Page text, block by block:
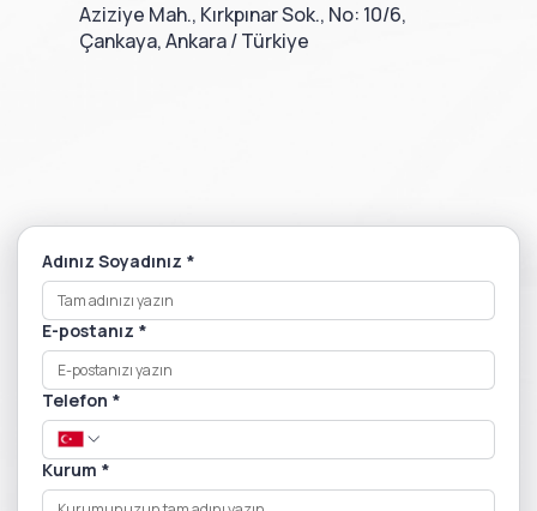
Aziziye Mah., Kırkpınar Sok., No: 10/6,
Çankaya, Ankara / Türkiye
Adınız Soyadınız *
E-postanız *
Telefon *
Kurum *